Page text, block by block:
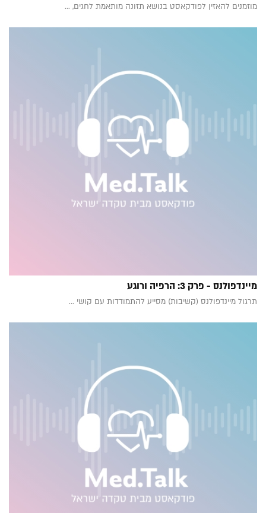
מוזמנים להאזין לפודקאסט בנושא תזונה מותאמת לחגים, ...
מיינדפולנס - פרק 3: הרפיה ורוגע
תרגול מיינדפולנס (קשיבות) מסייע להתמודדות עם קושי ...